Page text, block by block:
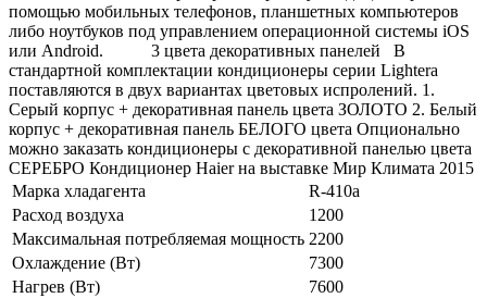
помощью мобильных телефонов, планшетных компьютеров
либо ноутбуков под управлением операционной системы iOS
или Android. 3 цвета декоративных панелей В
стандартной комплектации кондиционеры серии Lightera
поставляются в двух вариантах цветовых испролений. 1.
Серый корпус + декоративная панель цвета ЗОЛОТО 2. Белый
корпус + декоративная панель БЕЛОГО цвета Опционально
можно заказать кондиционеры с декоративной панелью цвета
СЕРЕБРО Кондиционер Haier на выставке Мир Климата 2015
Марка хладагента
R-410a
Расход воздуха
1200
Максимальная потребляемая мощность 2200
Охлаждение (Вт)
7300
Нагрев (Вт)
7600